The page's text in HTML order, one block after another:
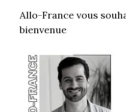
Allo-France vous
bienvenue